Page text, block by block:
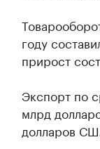
году
прирост
Экспорт по
млрд
долларов